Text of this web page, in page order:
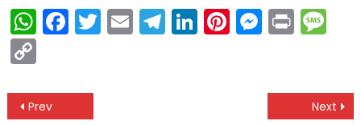
WhatsApp
Facebook
Twitter
EmailTelegram
LinkedIn
Pinterest
Print
Copy
Post
Prev Next